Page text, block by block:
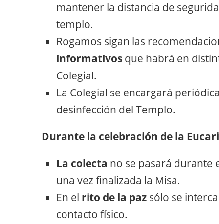
mantener la distancia de
templo.
Rogamos sigan las
informativos que habrá en
Colegial.
La Colegial se encargará
desinfección del Templo.
Durante la celebración de la
La colecta no se pasará durante
una vez finalizada la Misa.
En el rito de la paz sólo se
contacto físico.